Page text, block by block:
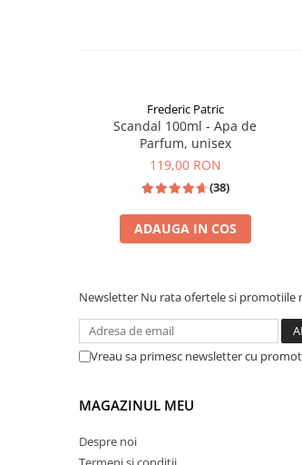
Oferta Saptamanii
Puncte Cadou
Recenzii clienti
Frederic Patric
Scandal 100ml - Apa de
Parfum, unisex
119,00 RON
(38)
ADAUGA IN COS
Newsletter Nu rata ofertele si promotiile
Vreau sa primesc newsletter cu
MAGAZINUL MEU
Despre noi